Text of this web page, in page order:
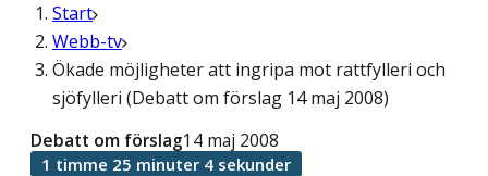
Start
Webb-tv
Ökade möjligheter att ingripa mot rattfylleri och
sjöfylleri (Debatt om förslag 14 maj 2008)
Debatt om förslag14 maj 2008
1 timme 25 minuter 4 sekunder